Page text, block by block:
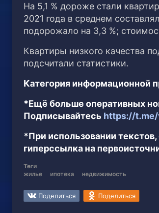
На 5,1 % дороже стали
2021 года в среднем
подорожало на 3,3 %;
Квартиры низкого качества
подсчитали статистики.
Категория информационной
*Ещё больше оперативных
Подписывайтесь https://
*При использовании
гиперссылка на
Теги
жилье
ипотека недвижимость
Поделиться Поделиться